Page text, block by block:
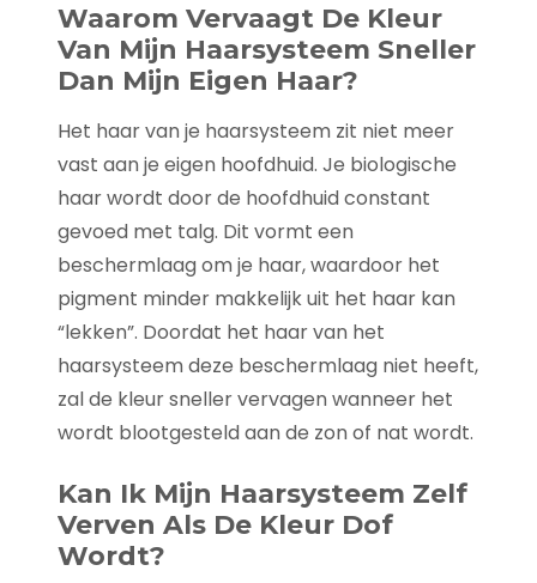
Waarom Vervaagt De Kleur
Van Mijn Haarsysteem Sneller
Dan Mijn Eigen Haar?
Het haar van je haarsysteem zit niet meer
vast aan je eigen hoofdhuid. Je biologische
haar wordt door de hoofdhuid constant
gevoed met talg. Dit vormt een
beschermlaag om je haar, waardoor het
pigment minder makkelijk uit het haar kan
“lekken”. Doordat het haar van het
haarsysteem deze beschermlaag niet heeft,
zal de kleur sneller vervagen wanneer het
wordt blootgesteld aan de zon of nat wordt.
Kan Ik Mijn Haarsysteem Zelf
Verven Als De Kleur Dof
Wordt?